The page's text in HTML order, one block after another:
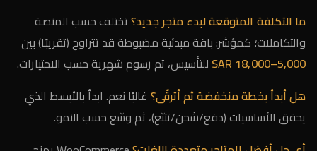
ما التكلفة المتوقعة لبدء متجر جديد؟تختلف حسب المنصة
والتكاملات؛ كمؤشر: باقة مبدئية مضبوطة قد تتراوح (تقريبًا) بين
5,000–18,000 SAR
للتأسيس، ثم رسوم شهرية حسب الاختيارات.
هل أبدأ بخطة منخفضة ثم أترقّى؟ غالبًا نعم. ابدأ بالأبسط الذي
يحقق الأساسيات (دفع/شحن/تتبّع)، ثم وسّع حسب النمو.